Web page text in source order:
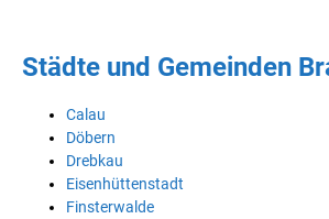
Städte und Gemeinden
Calau
Döbern
Drebkau
Eisenhüttenstadt
Finsterwalde